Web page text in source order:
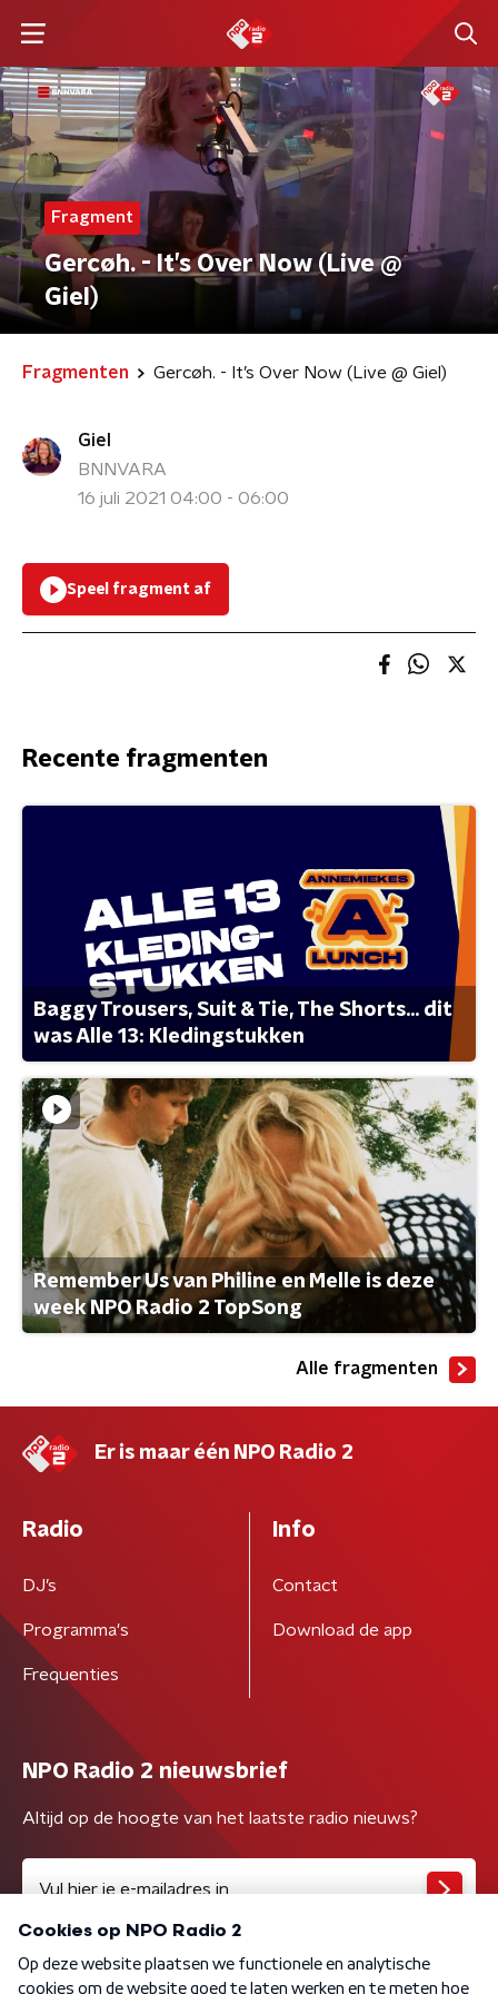
Fragment
Gercøh. - It’s Over Now (Live @
Giel)
Fragmenten Gercøh. - It’s Over Now (Live @ Giel)
Giel
BNNVARA
16 juli 2021 04:00 - 06:00
Speel fragment af
Recente fragmenten
Baggy Trousers, Suit & Tie, The Shorts... dit
was Alle 13: Kledingstukken
Remember Us van Philine en Melle is deze
week NPO Radio 2 TopSong
Alle fragmenten
Er is maar één NPO Radio 2
Radio
DJ’s
Programma's
Frequenties
Info
Contact
Download de app
NPO Radio 2 nieuwsbrief
Altijd op de hoogte van het laatste radio nieuws?